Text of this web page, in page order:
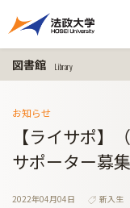
図書館 Library
お知らせ
【ライサポ】
サポーター募集
2022年04月04日
新入生